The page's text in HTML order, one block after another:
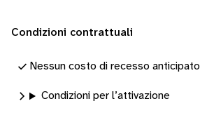
Condizioni contrattuali
Nessun costo di recesso anticipato
Condizioni per l’attivazione